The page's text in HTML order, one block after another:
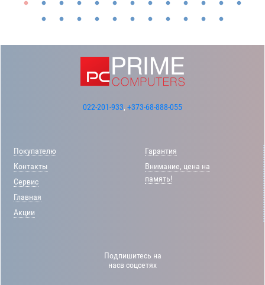
022-201-933, +373-68-888-055
Покупателю
Контакты
Сервис
Главная
Акции
Гарантия
Внимание, цена на
память!
Подпишитесь на
насв соцсетях